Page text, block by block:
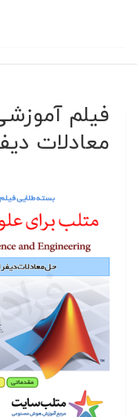
فیلم
معادلات